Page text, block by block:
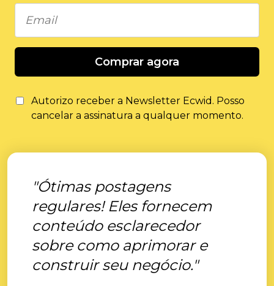
Comprar agora
Autorizo ​​receber a Newsletter Ecwid. Posso
cancelar a assinatura a qualquer momento.
"Ótimas postagens
regulares! Eles fornecem
conteúdo esclarecedor
sobre como aprimorar e
construir seu negócio."